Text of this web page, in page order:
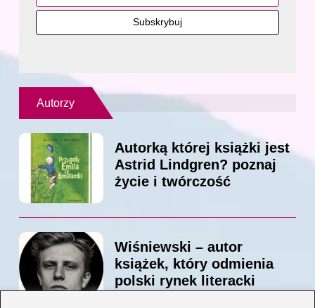
Autorzy
Autorką której książki jest
Astrid Lindgren? poznaj
życie i twórczość
Wiśniewski – autor
książek, który odmienia
polski rynek literacki